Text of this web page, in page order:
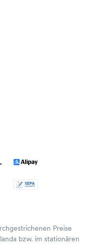
Preise
bzw. im stationären